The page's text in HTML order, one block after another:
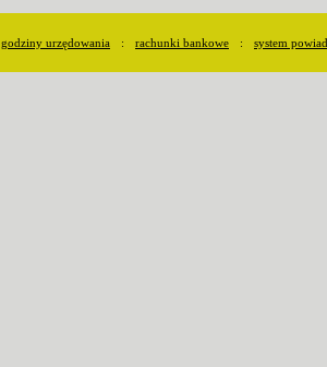
godziny urzędowania : rachunki bankowe : system